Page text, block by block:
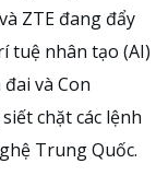
ZTE đang đẩy
tuệ nhân tạo (AI)
và Con
chặt các lệnh
Trung Quốc.